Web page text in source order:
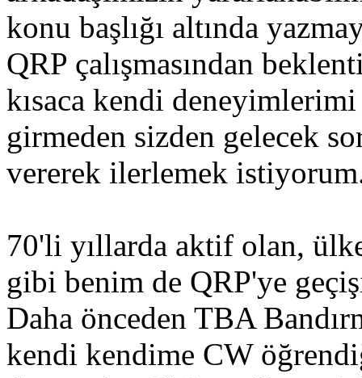
konu başlığı altında
QRP çalışmasından
kısaca kendi
girmeden sizden gelecek
vererek ilerlemek
70'li yıllarda aktif olan,
gibi benim de QRP'ye
Daha önceden TBA
kendi kendime CW